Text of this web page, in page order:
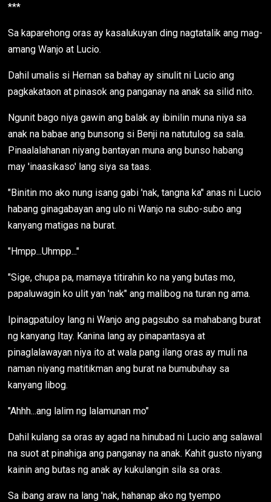
***
Sa kaparehong oras ay kasalukuyan ding nagtatalik ang mag-
amang Wanjo at Lucio.
Dahil umalis si Hernan sa bahay ay sinulit ni Lucio ang
pagkakataon at pinasok ang panganay na anak sa silid nito.
Ngunit bago niya gawin ang balak ay ibinilin muna niya sa
anak na babae ang bunsong si Benji na natutulog sa sala.
Pinaalalahanan niyang bantayan muna ang bunso habang
may 'inaasikaso' lang siya sa taas.
"Binitin mo ako nung isang gabi 'nak, tangna ka" anas ni Lucio
habang ginagabayan ang ulo ni Wanjo na subo-subo ang
kanyang matigas na burat.
"Hmpp...Uhmpp..."
"Sige, chupa pa, mamaya titirahin ko na yang butas mo,
papaluwagin ko ulit yan 'nak" ang malibog na turan ng ama.
Ipinagpatuloy lang ni Wanjo ang pagsubo sa mahabang burat
ng kanyang Itay. Kanina lang ay pinapantasya at
pinaglalawayan niya ito at wala pang ilang oras ay muli na
naman niyang matitikman ang burat na bumubuhay sa
kanyang libog.
"Ahhh...ang lalim ng lalamunan mo"
Dahil kulang sa oras ay agad na hinubad ni Lucio ang salawal
na suot at pinahiga ang panganay na anak. Kahit gusto niyang
kainin ang butas ng anak ay kukulangin sila sa oras.
Sa ibang araw na lang 'nak, hahanap ako ng tyempo